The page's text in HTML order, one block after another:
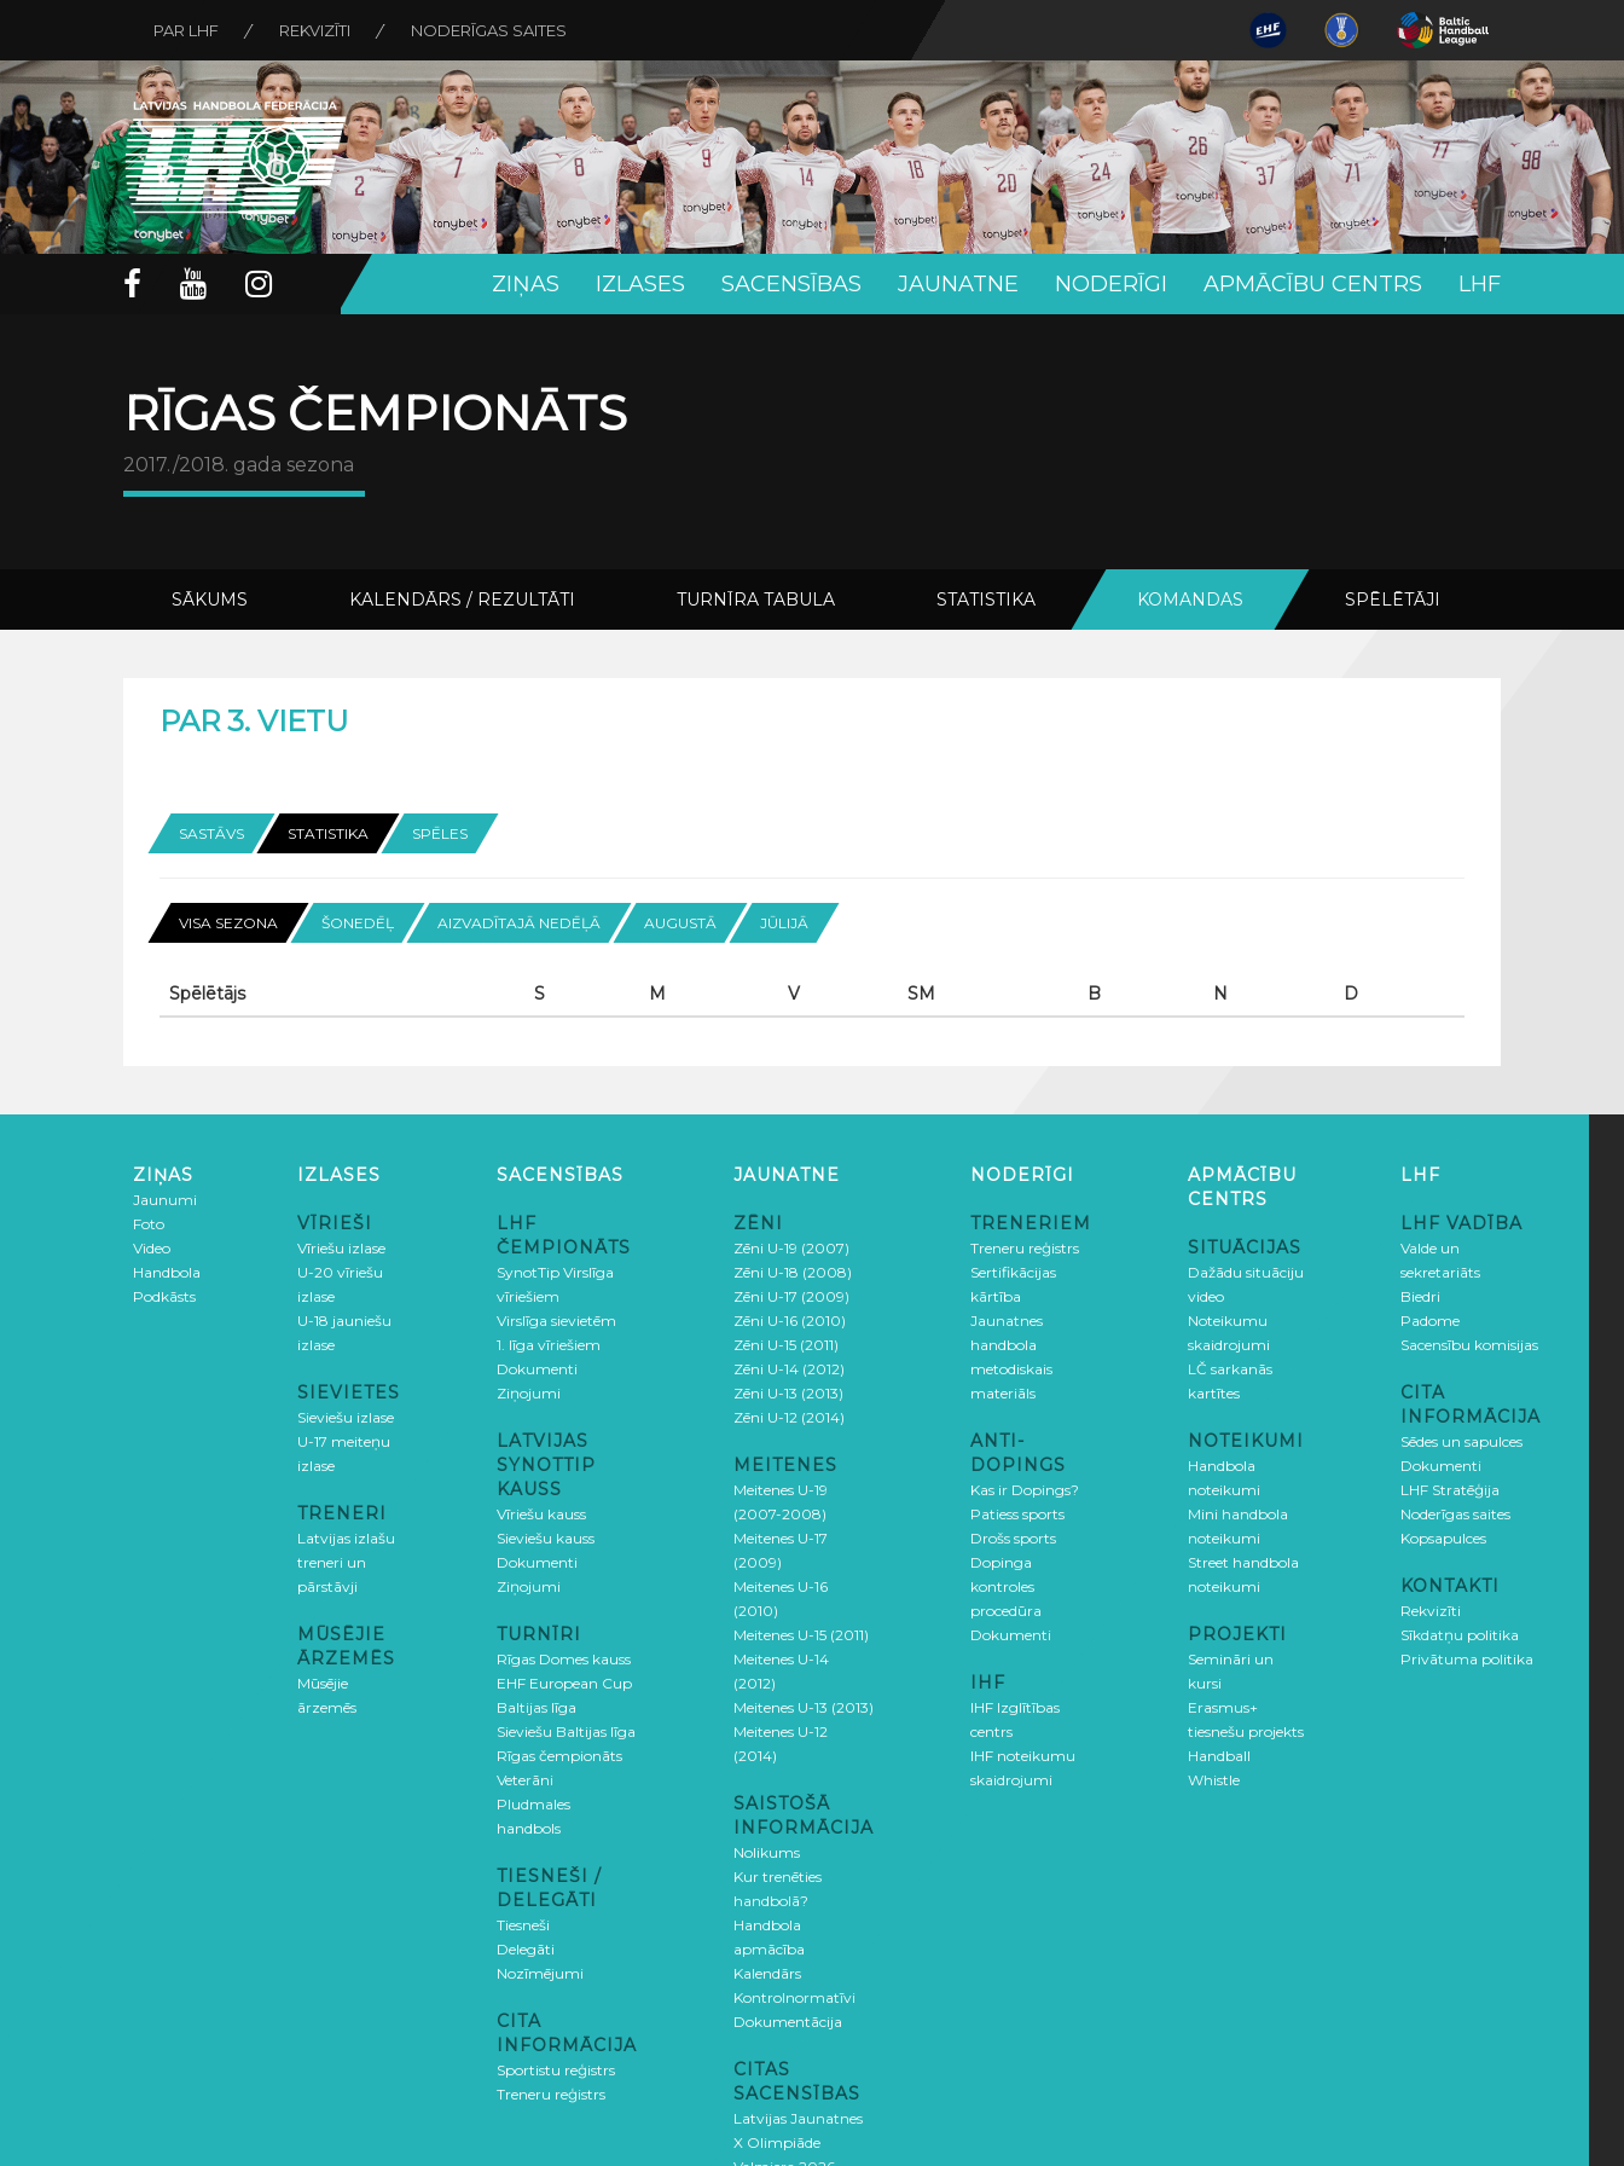
PAR LHF REKVIZĪTI NODERĪGAS SAITES
ZIŅAS IZLASES SACENSĪBAS JAUNATNE NODERĪGI APMĀCĪBU CENTRS LHF
RĪGAS ČEMPIONĀTS
2017./2018. gada sezona
SĀKUMS KALENDĀRS / REZULTĀTI TURNĪRA TABULA STATISTIKA KOMANDAS SPĒLĒTĀJI
PAR 3. VIETU
SASTĀVS STATISTIKA SPĒLES
VISA SEZONA ŠONEDĒĻ AIZVADĪTAJĀ NEDĒĻĀ AUGUSTĀ JŪLIJĀ
Spēlētājs S M V SM B N D
ZIŅAS
Jaunumi
Foto
Video
Handbola
Podkāsts
IZLASES
VĪRIEŠI
Vīriešu izlase
U-20 vīriešu
izlase
U-18 jauniešu
izlase
SIEVIETES
Sieviešu izlase
U-17 meiteņu
izlase
TRENERI
Latvijas izlašu
treneri un
pārstāvji
MŪSĒJIE
ĀRZEMĒS
Mūsējie
ārzemēs
SACENSĪBAS
LHF
ČEMPIONĀTS
SynotTip Virslīga
vīriešiem
Virslīga sievietēm
1. līga vīriešiem
Dokumenti
Ziņojumi
LATVIJAS
SYNOTTIP
KAUSS
Vīriešu kauss
Sieviešu kauss
Dokumenti
Ziņojumi
TURNĪRI
Rīgas Domes kauss
EHF European Cup
Baltijas līga
Sieviešu Baltijas līga
Rīgas čempionāts
Veterāni
Pludmales
handbols
TIESNEŠI /
DELEGĀTI
Tiesneši
Delegāti
Nozīmējumi
CITA
INFORMĀCIJA
Sportistu reģistrs
Treneru reģistrs
JAUNATNE
ZĒNI
Zēni U-19 (2007)
Zēni U-18 (2008)
Zēni U-17 (2009)
Zēni U-16 (2010)
Zēni U-15 (2011)
Zēni U-14 (2012)
Zēni U-13 (2013)
Zēni U-12 (2014)
MEITENES
Meitenes U-19
(2007-2008)
Meitenes U-17
(2009)
Meitenes U-16
(2010)
Meitenes U-15 (2011)
Meitenes U-14
(2012)
Meitenes U-13 (2013)
Meitenes U-12
(2014)
SAISTOŠĀ
INFORMĀCIJA
Nolikums
Kur trenēties
handbolā?
Handbola
apmācība
Kalendārs
Kontrolnormatīvi
Dokumentācija
CITAS
SACENSĪBAS
Latvijas Jaunatnes
X Olimpiāde
NODERĪGI
TRENERIEM
Treneru reģistrs
Sertifikācijas
kārtība
Jaunatnes
handbola
metodiskais
materiāls
ANTI-
DOPINGS
Kas ir Dopings?
Patiess sports
Drošs sports
Dopinga
kontroles
procedūra
Dokumenti
IHF
IHF Izglītības
centrs
IHF noteikumu
skaidrojumi
APMĀCĪBU
CENTRS
SITUĀCIJAS
Dažādu situāciju
video
Noteikumu
skaidrojumi
LČ sarkanās
kartītes
NOTEIKUMI
Handbola
noteikumi
Mini handbola
noteikumi
Street handbola
noteikumi
PROJEKTI
Semināri un
kursi
Erasmus+
tiesnešu projekts
Handball
Whistle
LHF
LHF VADĪBA
Valde un
sekretariāts
Biedri
Padome
Sacensību komisijas
CITA
INFORMĀCIJA
Sēdes un sapulces
Dokumenti
LHF Stratēģija
Noderīgas saites
Kopsapulces
KONTAKTI
Rekvizīti
Sīkdatņu politika
Privātuma politika